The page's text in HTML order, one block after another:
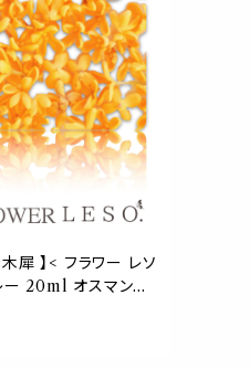
犀 】< フラワー レソ
ー 20ml オスマンサ
ラル フレグランス
消臭 除菌 寝具 ベッ